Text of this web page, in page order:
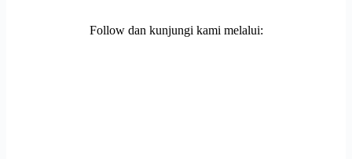
Follow dan kunjungi kami melalui: